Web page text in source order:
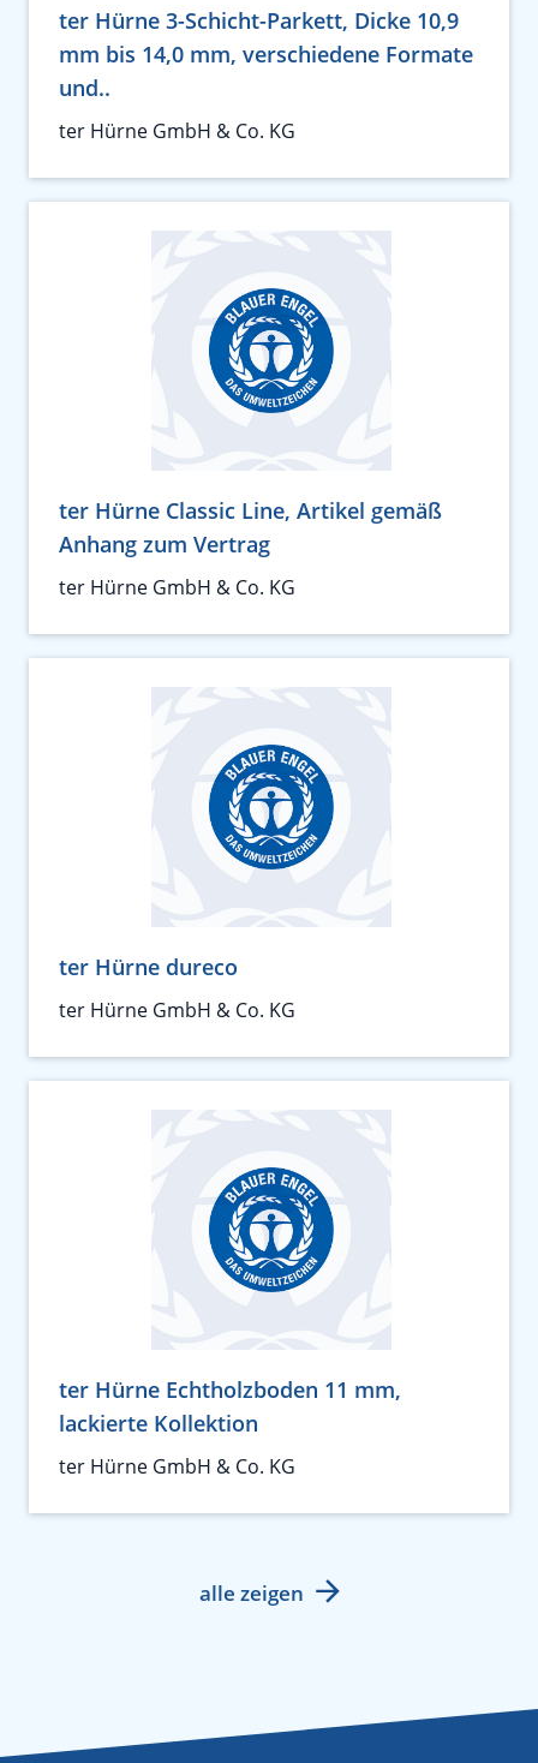
ter Hürne 3-Schicht-Parkett, Dicke 10,9
mm bis 14,0 mm, verschiedene Formate
und..
ter Hürne GmbH & Co. KG
ter Hürne Classic Line, Artikel gemäß
Anhang zum Vertrag
ter Hürne GmbH & Co. KG
ter Hürne dureco
ter Hürne GmbH & Co. KG
ter Hürne Echtholzboden 11 mm,
lackierte Kollektion
ter Hürne GmbH & Co. KG
alle zeigen